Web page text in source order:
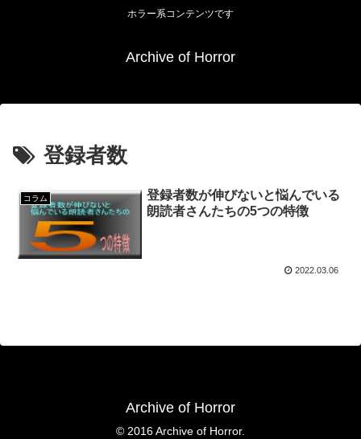
ホラー系コンテンツです
Archive of Horror
登録者数
コラム
登録者数が伸びないと悩んでいる
朗読者さんたちの5つの特徴
2022.03.06
Archive of Horror
© 2016 Archive of Horror.